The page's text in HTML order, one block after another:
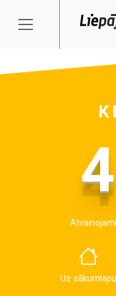
Uz sākumlapu